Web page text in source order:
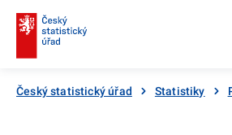
Český statistický úřad Statistiky